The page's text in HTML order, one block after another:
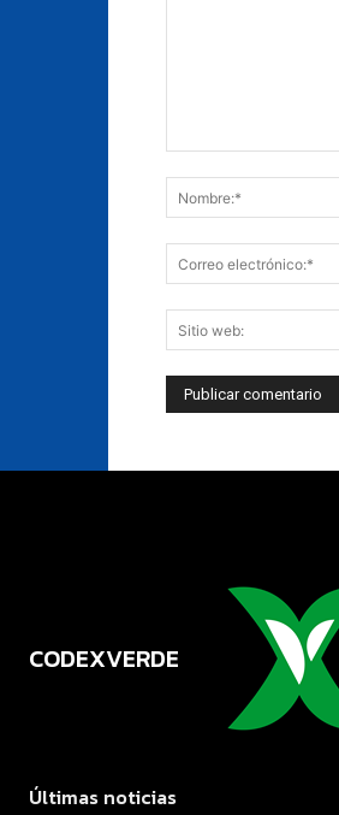
CODEXVERDE
Últimas noticias